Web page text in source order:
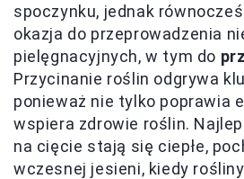
spoczynku, jednak
okazja do przeprowadzenia
pielęgnacyjnych, w tym do
Przycinanie roślin odgrywa
ponieważ nie tylko poprawia
wspiera zdrowie roślin.
na cięcie stają się ciepłe,
wczesnej jesieni, kiedy